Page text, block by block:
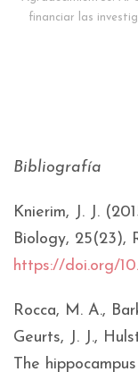
financiar las
Bibliografía
Knierim, J. J.
Biology, 25(23),
https://doi.org/
Rocca, M. A.,
Geurts, J. J.,
The